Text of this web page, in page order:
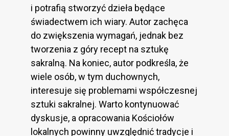
i potrafią stworzyć dzieła będące
świadectwem ich wiary. Autor zachęca
do zwiększenia wymagań, jednak bez
tworzenia z góry recept na sztukę
sakralną. Na koniec, autor podkreśla, że
wiele osób, w tym duchownych,
interesuje się problemami współczesnej
sztuki sakralnej. Warto kontynuować
dyskusje, a opracowania Kościołów
lokalnych powinny uwzględnić tradycje i